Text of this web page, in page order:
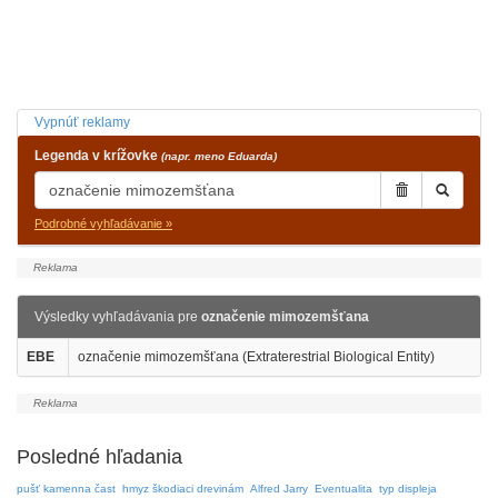
Vypnúť reklamy
Legenda v krížovke (napr. meno Eduarda)
Podrobné vyhľadávanie »
Výsledky vyhľadávania pre označenie mimozemšťana
EBE označenie mimozemšťana (Extraterestrial Biological Entity)
Posledné hľadania
pušť kamenna čast hmyz škodiaci drevinám Alfred Jarry Eventualita typ displeja